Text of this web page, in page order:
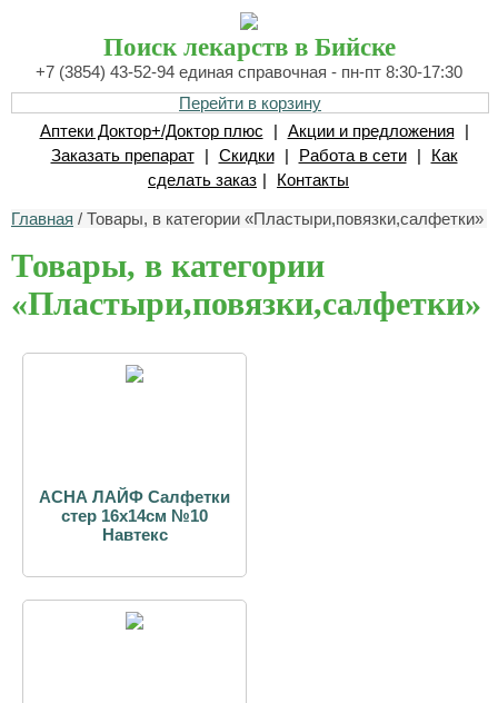
Поиск лекарств в Бийске
+7 (3854) 43-52-94 единая справочная - пн-пт 8:30-17:30
Перейти в корзину
Аптеки Доктор+/Доктор плюс
| Акции и предложения
|
Заказать препарат
| Скидки | Работа в сети |
Как
сделать заказ | Контакты
Главная / Товары, в категории «Пластыри,повязки,салфетки»
Товары, в категории
«Пластыри,повязки,салфетки»
АСНА ЛАЙФ Салфетки
стер 16х14см №10
Навтекс